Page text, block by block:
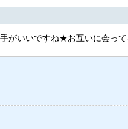
がいいですね★お互いに会っ